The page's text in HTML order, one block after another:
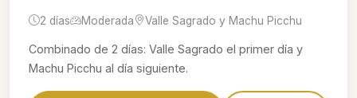
2 días Moderada Valle Sagrado y Machu Picchu
Combinado de 2 días: Valle Sagrado el primer día y
Machu Picchu al día siguiente.